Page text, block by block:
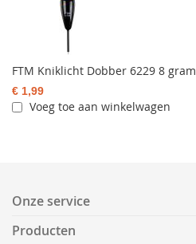
FTM Kniklicht Dobber 6229 8 gram
€ 1,99
Voeg toe aan winkelwagen
Onze service
Producten